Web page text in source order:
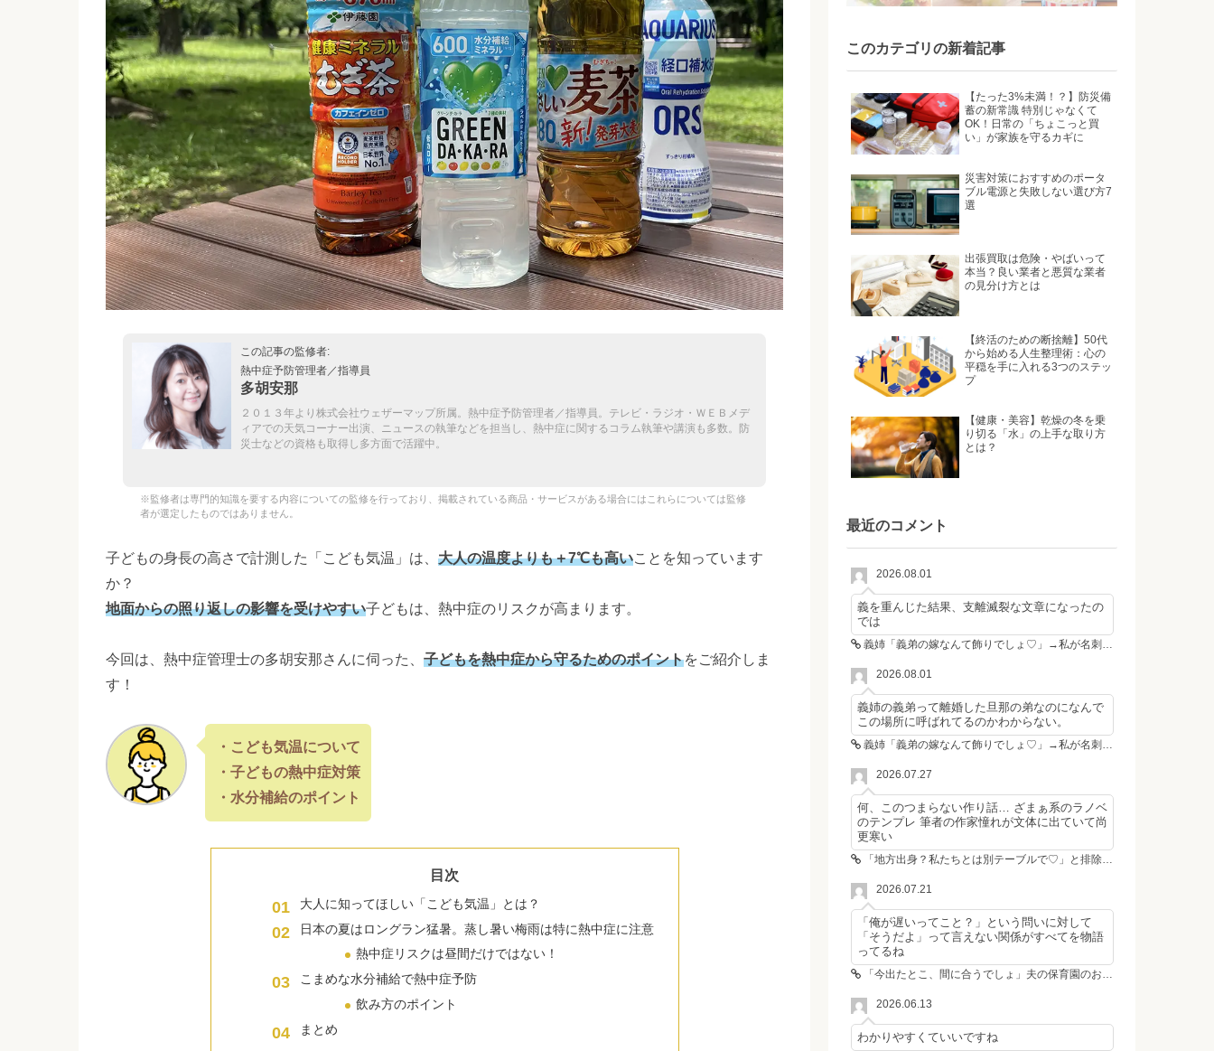
この記事の監修者:
熱中症予防管理者／指導員
多胡安那
２０１３年より株式会社ウェザーマップ所属。熱中症予防管理者／指導員。テレビ・ラジオ・ＷＥＢメデ
ィアでの天気コーナー出演、ニュースの執筆などを担当し、熱中症に関するコラム執筆や講演も多数。防
災士などの資格も取得し多方面で活躍中。
※監修者は専門的知識を要する内容についての監修を行っており、掲載されている商品・サービスがある場合にはこれらについては監修
者が選定したものではありません。
子どもの身長の高さで計測した「こども気温」は、 大人の温度よりも＋7℃も高いことを知っています
か？
地面からの照り返しの影響を受けやすい子どもは、熱中症のリスクが高まります。
今回は、熱中症管理士の多胡安那さんに伺った、 子どもを熱中症から守るためのポイントをご紹介しま
す！
・こども気温について
・子どもの熱中症対策
・水分補給のポイント
目次
大人に知ってほしい「こども気温」とは？
日本の夏はロングラン猛暑。蒸し暑い梅雨は特に熱中症に注意
熱中症リスクは昼間だけではない！
こまめな水分補給で熱中症予防
飲み方のポイント
まとめ
このカテゴリの新着記事
【たった3%未満！？】防災備
蓄の新常識 特別じゃなくて
OK！日常の「ちょこっと買
い」が家族を守るカギに
災害対策におすすめのポータ
ブル電源と失敗しない選び方7
選
出張買取は危険・やばいって
本当？良い業者と悪質な業者
の見分け方とは
【終活のための断捨離】50代
から始める人生整理術：心の
平穏を手に入れる3つのステッ
プ
【健康・美容】乾燥の冬を乗
り切る「水」の上手な取り方
とは？
最近のコメント
2026.08.01
義を重んじた結果、支離滅裂な文章になったの
では
義姉「義弟の嫁なんて飾りでしょ♡」→私が名刺を置いた瞬間、不倫相手が青ざめた
2026.08.01
義姉の義弟って離婚した旦那の弟なのになんで
この場所に呼ばれてるのかわからない。
義姉「義弟の嫁なんて飾りでしょ♡」→私が名刺を置いた瞬間、不倫相手が青ざめた
2026.07.27
何、このつまらない作り話… ざまぁ系のラノベ
のテンプレ 筆者の作家憧れが文体に出ていて尚
更寒い
「地方出身？私たちとは別テーブルで♡」と排除した女性4人組→その後4人が青ざめたワケ
2026.07.21
「俺が遅いってこと？」という問いに対して
「そうだよ」って言えない関係がすべてを物語
ってるね
「今出たとこ、間に合うでしょ」夫の保育園のお迎え遅刻に走る私、位置情報共有で逆転しました
2026.06.13
わかりやすくていいですね